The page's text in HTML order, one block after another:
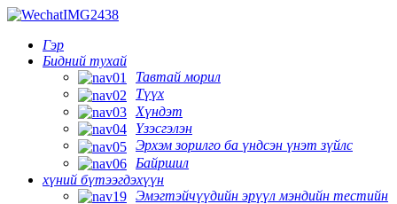
Гэр
Бидний тухай
Тавтай морил
Түүх
Хүндэт
Үзэсгэлэн
Эрхэм зорилго ба үндсэн үнэт зүйлс
Байршил
хүний ​​бүтээгдэхүүн
Эмэгтэйчүүдийн эрүүл мэндийн тестийн